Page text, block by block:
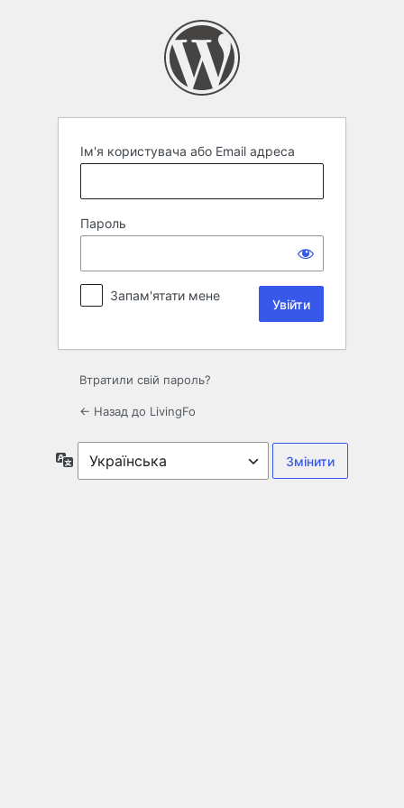
Ім'я користувача або Email адреса
Пароль
Запам'ятати мене
Втратили свій пароль?
← Назад до LivingFo
Мова